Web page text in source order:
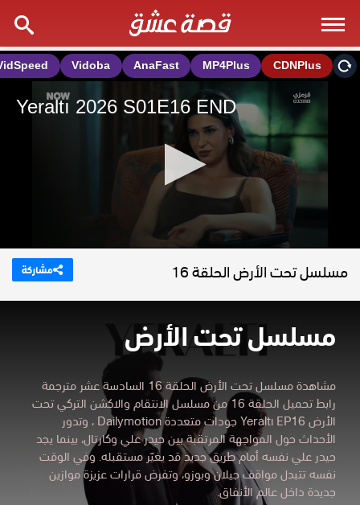
مسلسل تحت الأرض الحلقة 16 مشاركة
مسلسل تحت الأرض
مشاهدة مسلسل تحت الأرض الحلقة 16 السادسة عشر مترجمة
رابط تحميل الحلقة 16 من مسلسل الانتقام والاكشن التركي تحت
الأرض Yeraltı EP16 جودات متعددة Dailymotion ،وتدور
الأحداث حول المواجهة المرتقبة بين حيدر علي وكارتال، بينما يجد
حيدر علي نفسه أمام طريق جديد قد يغيّر مستقبله. وفي الوقت
نفسه تتبدل مواقف جيلان وبوزو، وتفرض قرارات عزيزة موازين
جديدة داخل عالم الأنفاق.